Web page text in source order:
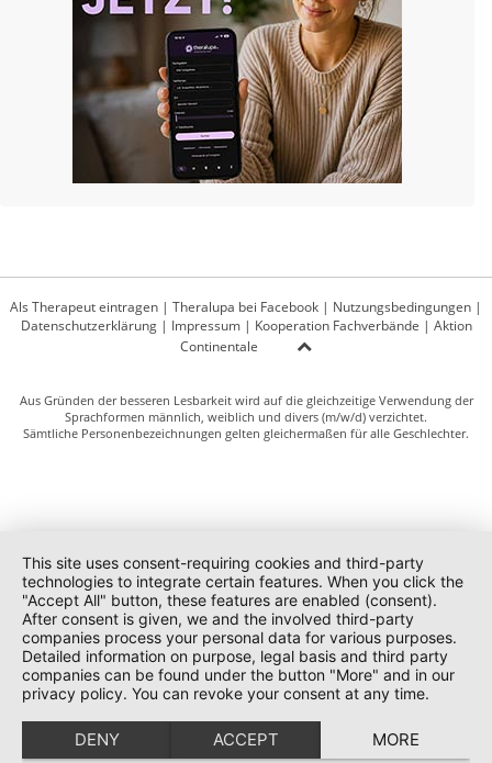
Als Therapeut eintragen | Theralupa bei Facebook | Nutzungsbedingungen |
Datenschutzerklärung| Impressum| Kooperation Fachverbände | Aktion
Continentale
Aus Gründen der besseren Lesbarkeit wird auf die gleichzeitige Verwendung der
Sprachformen männlich, weiblich und divers (m/w/d) verzichtet.
Sämtliche Personenbezeichnungen gelten gleichermaßen für alle Geschlechter.
This site uses consent-requiring cookies and third-party
technologies to integrate certain features. When you click the
"Accept All" button, these features are enabled (consent).
After consent is given, we and the involved third-party
companies process your personal data for various purposes.
Detailed information on purpose, legal basis and third party
companies can be found under the button "More" and in our
privacy policy. You can revoke your consent at any time.
DENY ACCEPT MORE